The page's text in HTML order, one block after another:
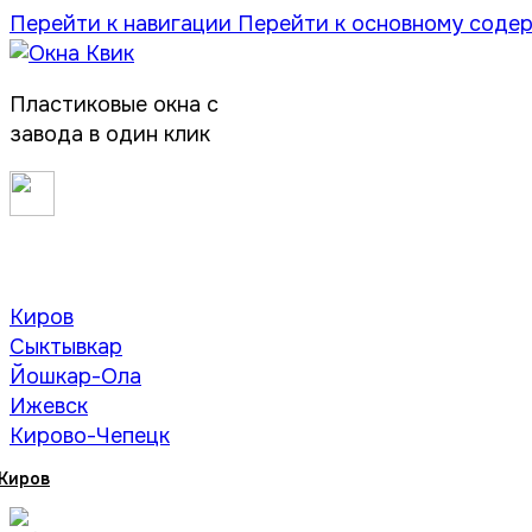
Перейти к навигации Перейти к основному
Пластиковые окна с
завода в один клик
Киров
Сыктывкар
Йошкар-Ола
Ижевск
Кирово-Чепецк